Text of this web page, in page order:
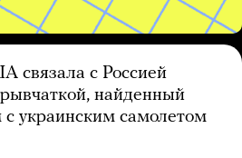
связала с Россией
найденный
украинским самолетом